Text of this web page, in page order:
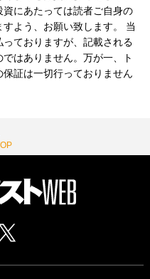
にあたっては読者ご自身の
よう、お願い致します。 当
ておりますが、記載される
はありません。万が一、ト
証は一切行っておりません